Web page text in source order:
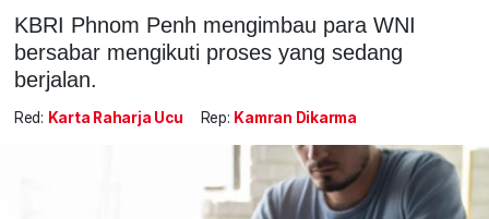
KBRI Phnom Penh mengimbau para WNI
bersabar mengikuti proses yang sedang
berjalan.
Red: Karta Raharja Ucu Rep: Kamran Dikarma